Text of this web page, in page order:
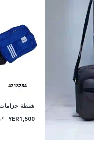
شنطة
YER1,500